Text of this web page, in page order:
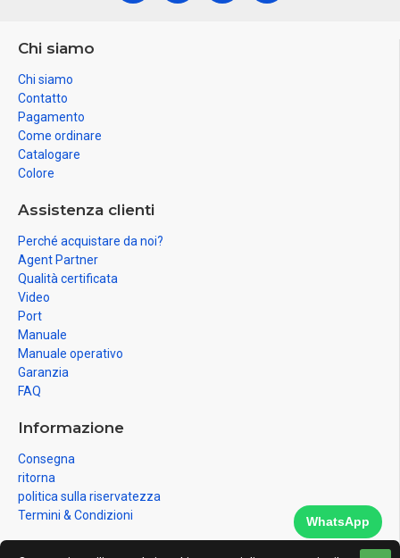
Chi siamo
Chi siamo
Contatto
Pagamento
Come ordinare
Catalogare
Colore
Assistenza clienti
Perché acquistare da noi?
Agent Partner
Qualità certificata
Video
Port
Manuale
Manuale operativo
Garanzia
FAQ
Informazione
Consegna
ritorna
politica sulla riservatezza
Termini & Condizioni
WhatsApp